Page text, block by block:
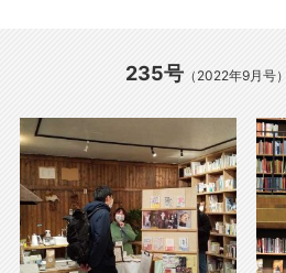
235号（2022年9月号）